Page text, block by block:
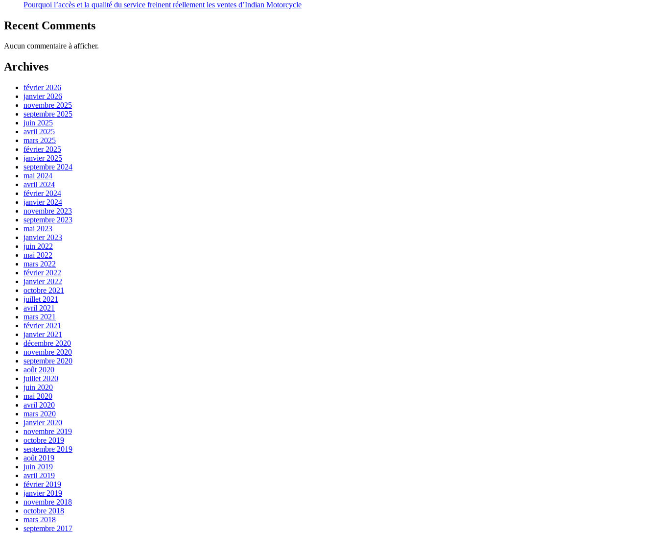
Pourquoi l’accès et la qualité du service freinent réellement les ventes d’Indian Motorcycle
Recent Comments
Aucun commentaire à afficher.
Archives
février 2026
janvier 2026
novembre 2025
septembre 2025
juin 2025
avril 2025
mars 2025
février 2025
janvier 2025
septembre 2024
mai 2024
avril 2024
février 2024
janvier 2024
novembre 2023
septembre 2023
mai 2023
janvier 2023
juin 2022
mai 2022
mars 2022
février 2022
janvier 2022
octobre 2021
juillet 2021
avril 2021
mars 2021
février 2021
janvier 2021
décembre 2020
novembre 2020
septembre 2020
août 2020
juillet 2020
juin 2020
mai 2020
avril 2020
mars 2020
janvier 2020
novembre 2019
octobre 2019
septembre 2019
août 2019
juin 2019
avril 2019
février 2019
janvier 2019
novembre 2018
octobre 2018
mars 2018
septembre 2017